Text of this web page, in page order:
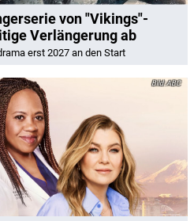
von "Vikings"-
Verlängerung ab
erst 2027 an den Start
ABC